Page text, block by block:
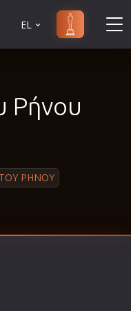
Πόλεμος
EL
Ρήνου
ΡΗΝΟΥ